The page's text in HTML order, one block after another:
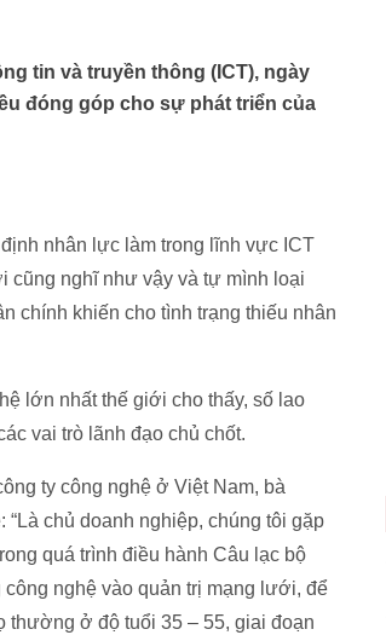
tin và truyền thông (ICT), ngày
đóng góp cho sự phát triển của
nhân lực làm trong lĩnh vực ICT
cũng nghĩ như vậy và tự mình loại
chính khiến cho tình trạng thiếu nhân
lớn nhất thế giới cho thấy, số lao
vai trò lãnh đạo chủ chốt.
ty công nghệ ở Việt Nam, bà
chủ doanh nghiệp, chúng tôi gặp
quá trình điều hành Câu lạc bộ
nghệ vào quản trị mạng lưới, để
ở độ tuổi 35 – 55, giai đoạn